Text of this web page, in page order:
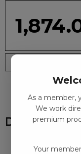
Du kanske
As a member,
We work
premium
Your